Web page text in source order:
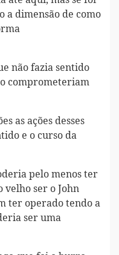
a dimensão de como
não fazia sentido
comprometeriam
as ações desses
e o curso da
pelo menos ter
velho ser o John
ter operado tendo a
ser uma